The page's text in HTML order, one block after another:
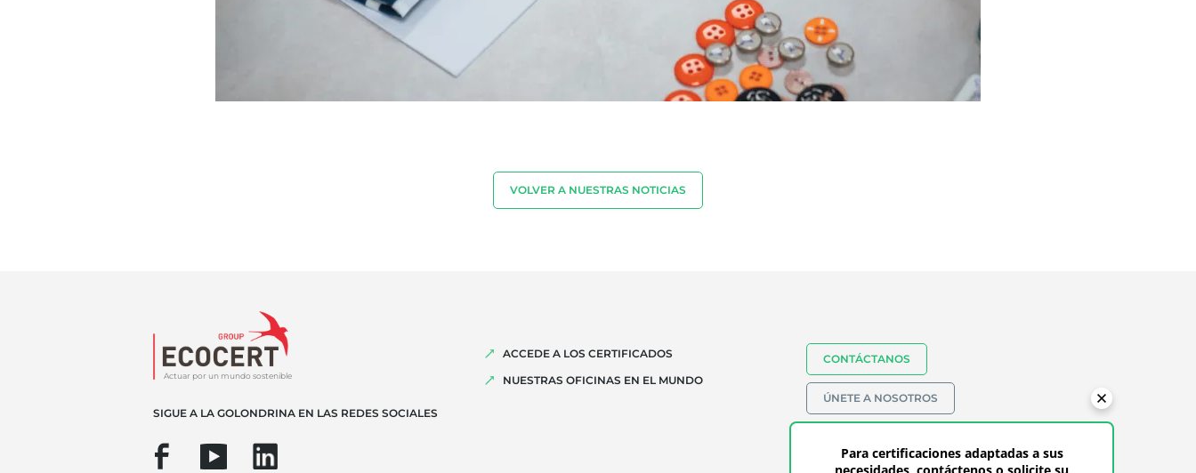
VOLVER A NUESTRAS NOTICIAS
Actuar por un mundo sostenible
SIGUE A LA GOLONDRINA EN LAS REDES SOCIALES
ACCEDE A LOS CERTIFICADOS
NUESTRAS OFICINAS EN EL MUNDO
CONTÁCTANOS
ÚNETE A NOSOTROS
Para certificaciones adaptadas a sus